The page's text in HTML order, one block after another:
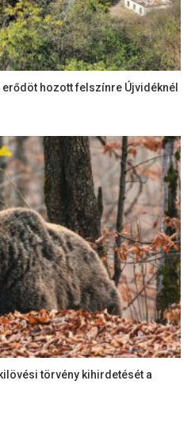
hozott felszínre Újvidéknél
törvény kihirdetését a